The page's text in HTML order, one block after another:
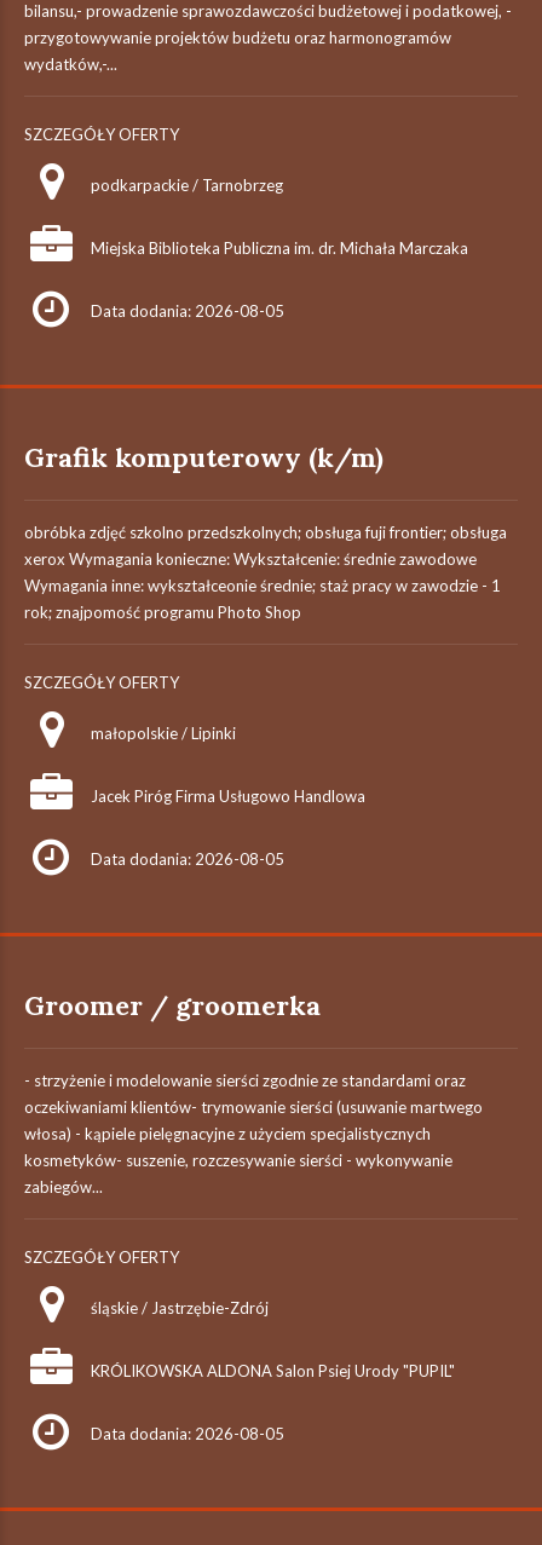
bilansu,- prowadzenie sprawozdawczości budżetowej i podatkowej, -
przygotowywanie projektów budżetu oraz harmonogramów
wydatków,-...
SZCZEGÓŁY OFERTY
podkarpackie / Tarnobrzeg
Miejska Biblioteka Publiczna im. dr. Michała Marczaka
Data dodania: 2026-08-05
Grafik komputerowy (k/m)
obróbka zdjęć szkolno przedszkolnych; obsługa fuji frontier; obsługa
xerox Wymagania konieczne: Wykształcenie: średnie zawodowe
Wymagania inne: wykształceonie średnie; staż pracy w zawodzie - 1
rok; znajpomość programu Photo Shop
SZCZEGÓŁY OFERTY
małopolskie / Lipinki
Jacek Piróg Firma Usługowo Handlowa
Data dodania: 2026-08-05
Groomer / groomerka
- strzyżenie i modelowanie sierści zgodnie ze standardami oraz
oczekiwaniami klientów- trymowanie sierści (usuwanie martwego
włosa) - kąpiele pielęgnacyjne z użyciem specjalistycznych
kosmetyków- suszenie, rozczesywanie sierści - wykonywanie
zabiegów...
SZCZEGÓŁY OFERTY
śląskie / Jastrzębie-Zdrój
KRÓLIKOWSKA ALDONA Salon Psiej Urody "PUPIL"
Data dodania: 2026-08-05